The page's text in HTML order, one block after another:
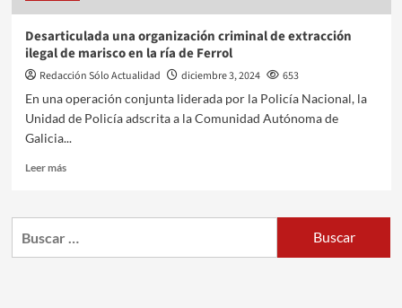
Desarticulada una organización criminal de extracción
ilegal de marisco en la ría de Ferrol
Redacción Sólo Actualidad diciembre 3, 2024
653
En una operación conjunta liderada por la Policía Nacional, la
Unidad de Policía adscrita a la Comunidad Autónoma de
Galicia...
Leer más